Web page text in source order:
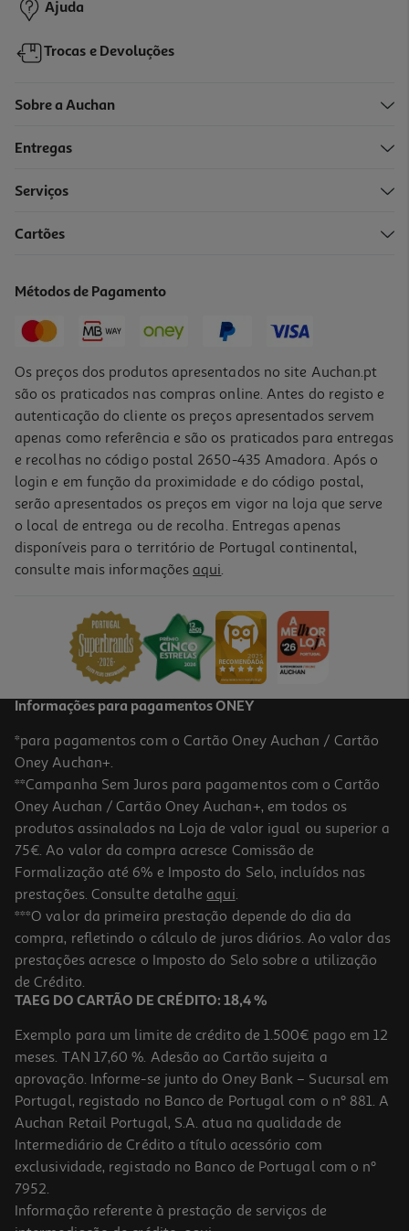
Capa Silicone Samsung Ef-Pa366cvegww A36 5g Lavanda
39,99 €
4.0
Capa Transparente Samsung A35
24.9 €/un
24,90 €
Ajuda
Trocas e Devoluções
Sobre a Auchan
Entregas
Serviços
Cartões
Métodos de Pagamento
Os preços dos produtos apresentados no site Auchan.pt
são os praticados nas compras online. Antes do registo e
autenticação do cliente os preços apresentados servem
apenas como referência e são os praticados para entregas
e recolhas no código postal 2650-435 Amadora. Após o
login e em função da proximidade e do código postal,
serão apresentados os preços em vigor na loja que serve
o local de entrega ou de recolha. Entregas apenas
disponíveis para o território de Portugal continental,
consulte mais informações aqui.
Informações para pagamentos ONEY
*para pagamentos com o Cartão Oney Auchan / Cartão
Oney Auchan+.
**Campanha Sem Juros para pagamentos com o Cartão
Oney Auchan / Cartão Oney Auchan+, em todos os
produtos assinalados na Loja de valor igual ou superior a
75€. Ao valor da compra acresce Comissão de
Formalização até 6% e Imposto do Selo, incluídos nas
prestações. Consulte detalhe aqui.
***O valor da primeira prestação depende do dia da
compra, refletindo o cálculo de juros diários. Ao valor das
prestações acresce o Imposto do Selo sobre a utilização
de Crédito.
TAEG DO CARTÃO DE CRÉDITO: 18,4 %
Exemplo para um limite de crédito de 1.500€ pago em 12
meses. TAN 17,60 %. Adesão ao Cartão sujeita a
aprovação. Informe-se junto do Oney Bank – Sucursal em
Portugal, registado no Banco de Portugal com o nº 881. A
Auchan Retail Portugal, S.A. atua na qualidade de
Intermediário de Crédito a título acessório com
exclusividade, registado no Banco de Portugal com o nº
7952.
Informação referente à prestação de serviços de